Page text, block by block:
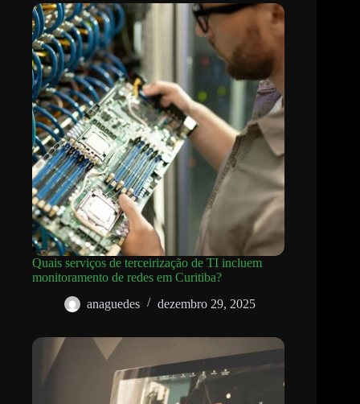
Quais serviços de terceirização de TI incluem
monitoramento de redes em Curitiba?
anaguedes
dezembro 29, 2025